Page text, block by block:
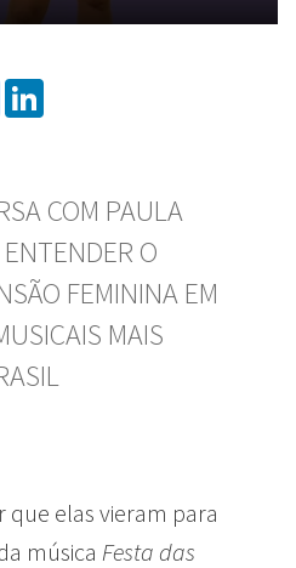
Bluesky
COM PAULA
O
FEMININA EM
MAIS
que elas vieram para
música Festa das